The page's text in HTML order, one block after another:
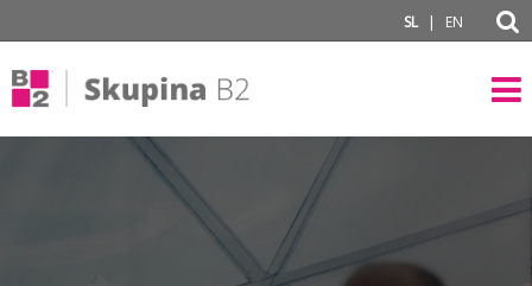
SL | EN